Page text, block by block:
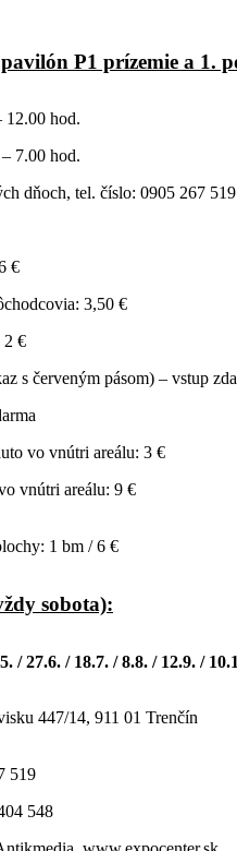
P1 prízemie a 1.
12.00 hod.
7.00 hod.
dňoch, tel. číslo: 0905 267 519
€
3,50 €
2 €
s červeným pásom) – vstup
vo vnútri areálu: 3 €
vnútri areálu: 9 €
1 bm / 6 €
sobota):
/ 27.6. / 18.7. / 8.8. / 12.9. /
447/14, 911 01 Trenčín
519
548